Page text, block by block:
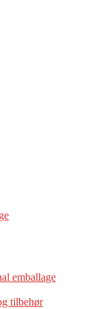
emballage
tilbehør